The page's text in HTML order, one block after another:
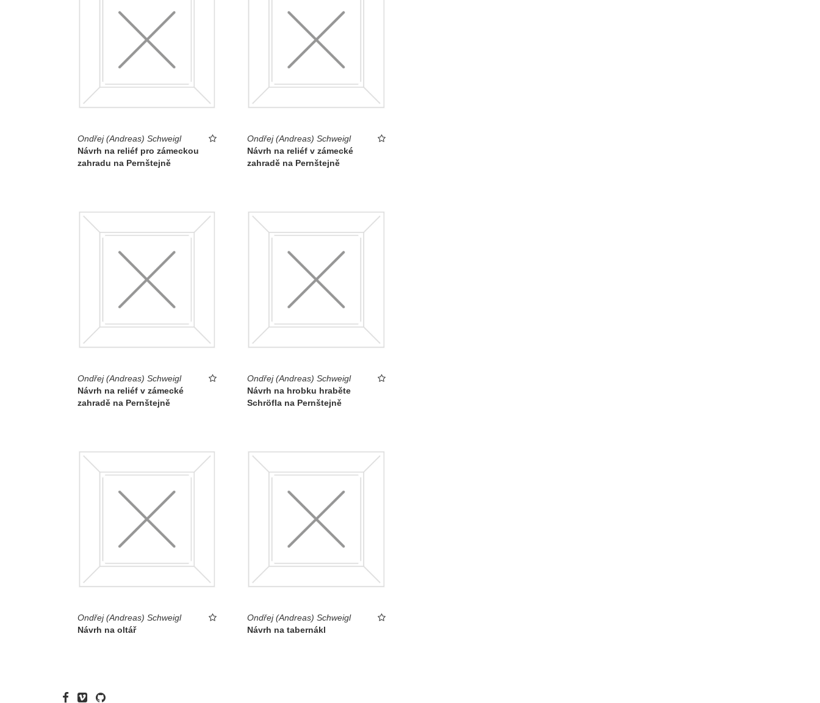
Ondřej (Andreas) Schweigl
Návrh na reliéf pro zámeckou
zahradu na Pernštejně
Ondřej (Andreas) Schweigl
Návrh na reliéf v zámecké
zahradě na Pernštejně
Ondřej (Andreas) Schweigl
Návrh na reliéf v zámecké
zahradě na Pernštejně
Ondřej (Andreas) Schweigl
Návrh na hrobku hraběte
Schröfla na Pernštejně
Ondřej (Andreas) Schweigl
Návrh na oltář
Ondřej (Andreas) Schweigl
Návrh na tabernákl